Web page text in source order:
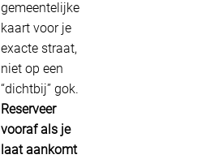
gemeentelijke
kaart voor je
exacte straat,
niet op een
“dichtbij” gok.
Reserveer
vooraf als je
laat aankomt